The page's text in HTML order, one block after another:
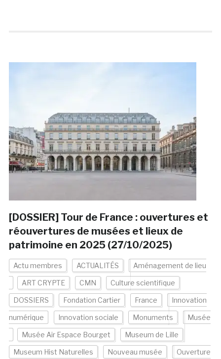
[DOSSIER] Tour de France : ouvertures et
réouvertures de musées et lieux de
patrimoine en 2025 (27/10/2025)
Actu membres ACTUALITÉS Aménagement de lieu
ART CRYPTE CMN Culture scientifique
DOSSIERS Fondation Cartier France Innovation
numérique Innovation sociale Monuments Musée
Musée Air Espace Bourget Museum de Lille
Museum Hist Naturelles Nouveau musée Ouverture